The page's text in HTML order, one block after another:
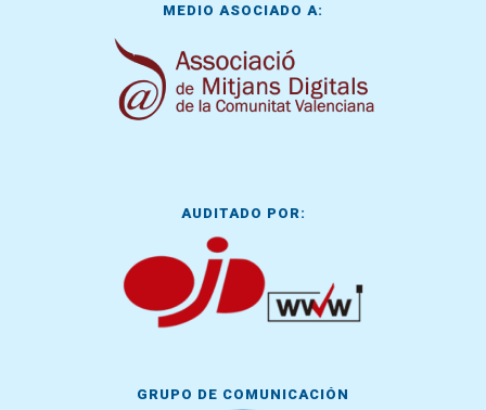
MEDIO ASOCIADO A:
AUDITADO POR:
GRUPO DE COMUNICACIÓN